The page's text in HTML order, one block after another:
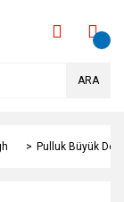
ARA
Pulluk Büyük